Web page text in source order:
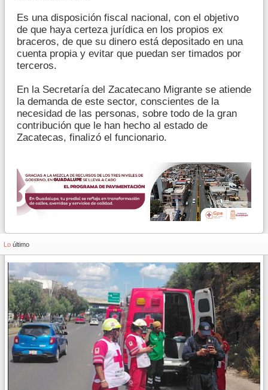
Es una disposición fiscal nacional, con el objetivo
de que haya certeza jurídica en los propios ex
braceros, de que su dinero está depositado en una
cuenta propia y evitar que puedan ser timados por
terceros.
En la Secretaría del Zacatecano Migrante se atiende
la demanda de este sector, conscientes de la
necesidad de las personas, sobre todo de la gran
contribución que le han hecho al estado de
Zacatecas, finalizó el funcionario.
Lo último